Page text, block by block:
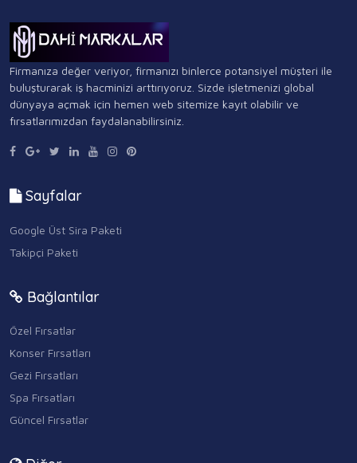
Firmanıza değer veriyor, firmanızı binlerce potansiyel müşteri ile
buluşturarak iş hacminizi arttırıyoruz. Sizde işletmenizi global
dünyaya açmak için hemen web sitemize kayıt olabilir ve
fırsatlarımızdan faydalanabilirsiniz.
Sayfalar
Google Üst Sira Paketi
Takipçi Paketi
Bağlantılar
Özel Fırsatlar
Konser Fırsatları
Gezi Fırsatları
Spa Fırsatları
Güncel Fırsatlar